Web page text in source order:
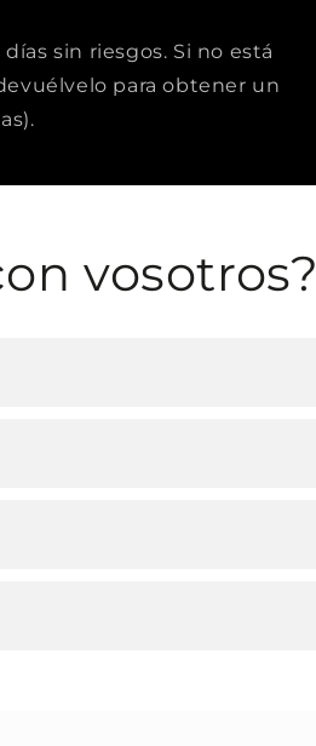
sin riesgos. Si no está
para obtener un
vosotros?